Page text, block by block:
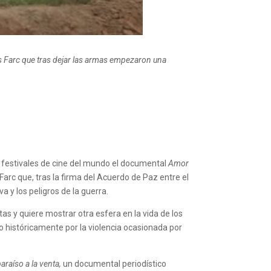
que tras dejar las armas empezaron una
de cine del mundo el documentalAmor
que, tras la firma del Acuerdo de Paz entre el
y los peligros de la guerra.
y quiere mostrar otra esfera en la vida de los
históricamente por la violencia ocasionada por
a la venta, un documental periodístico